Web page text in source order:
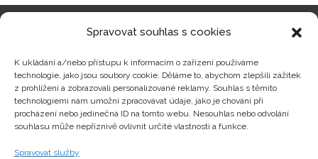
Spravovat souhlas s cookies
K ukládání a/nebo přístupu k informacím o zařízení používáme
technologie, jako jsou soubory cookie. Děláme to, abychom zlepšili zážitek
z prohlížení a zobrazovali personalizované reklamy. Souhlas s těmito
technologiemi nám umožní zpracovávat údaje, jako je chování při
procházení nebo jedinečná ID na tomto webu. Nesouhlas nebo odvolání
souhlasu může nepříznivě ovlivnit určité vlastnosti a funkce.
Spravovat služby
Zajímavosti